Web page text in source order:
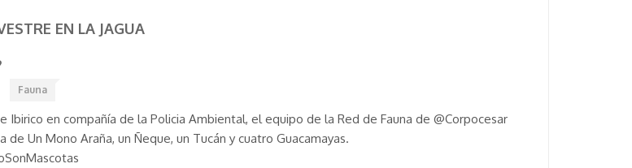
EN LA JAGUA
Fauna
Ibirico en compañía de la Policia Ambiental, el equipo de la Red de Fauna de @Corpocesar
Un Mono Araña, un Ñeque, un Tucán y cuatro Guacamayas.